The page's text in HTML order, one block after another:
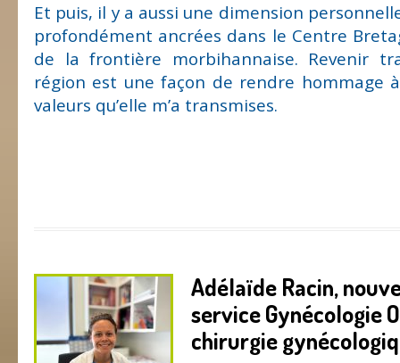
Et puis, il y a aussi une dimension
profondément ancrées dans le Centre
de la frontière morbihannaise. Revenir
région est une façon de rendre hommage
valeurs qu’elle m’a transmises.
Adélaïde Racin,
service Gynécologie
chirurgie